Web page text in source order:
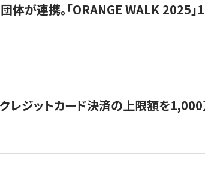
体が連携。「ORANGE WALK 2025」
レジットカード決済の上限額を